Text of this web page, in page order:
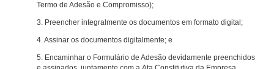
Termo de Adesão e Compromisso);
3. Preencher integralmente os documentos em formato digital;
4. Assinar os documentos digitalmente; e
5. Encaminhar o Formulário de Adesão devidamente preenchidos